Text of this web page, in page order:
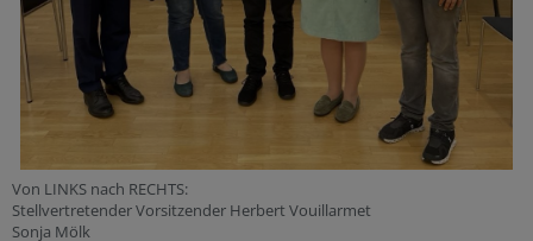
Von LINKS nach RECHTS:
Stellvertretender Vorsitzender Herbert Vouillarmet
Sonja Mölk